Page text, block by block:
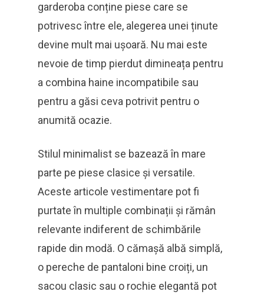
garderoba conține piese care se
potrivesc între ele, alegerea unei ținute
devine mult mai ușoară. Nu mai este
nevoie de timp pierdut dimineața pentru
a combina haine incompatibile sau
pentru a găsi ceva potrivit pentru o
anumită ocazie.
Stilul minimalist se bazează în mare
parte pe piese clasice și versatile.
Aceste articole vestimentare pot fi
purtate în multiple combinații și rămân
relevante indiferent de schimbările
rapide din modă. O cămașă albă simplă,
o pereche de pantaloni bine croiți, un
sacou clasic sau o rochie elegantă pot